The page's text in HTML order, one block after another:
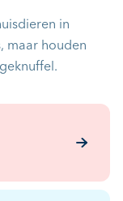
in
maar houden